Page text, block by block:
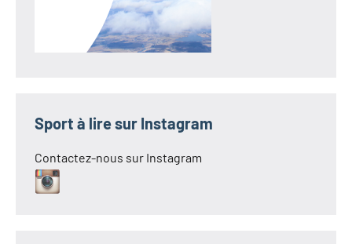
Sport à lire sur Instagram
Contactez-nous sur Instagram